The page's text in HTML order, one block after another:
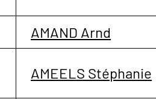
AMAND Arnd
AMEELS Stéphanie